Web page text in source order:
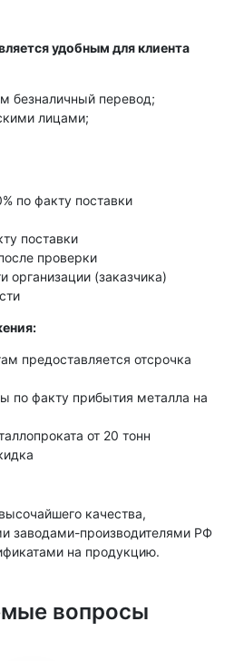
удобным для клиента
безналичный перевод;
лицами;
по факту поставки
поставки
проверки
организации (заказчика)
предоставляется отсрочка
по факту прибытия металла на
от 20 тонн
качества,
заводами-производителями РФ
на продукцию.
вопросы